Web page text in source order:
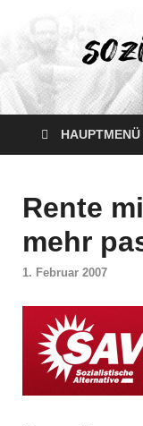
HAUPTMENÜ
Rente
mehr
1. Februar 2007